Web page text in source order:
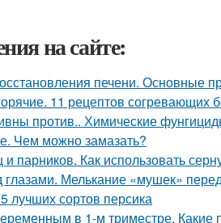
на сайте:
печени. Основные
11 рецептов согревающих
против.. Химические
Чем можно замазать?
парников. Как использовать
Мелькание «мушек»
лучших сортов персика
в 1-м триместре.